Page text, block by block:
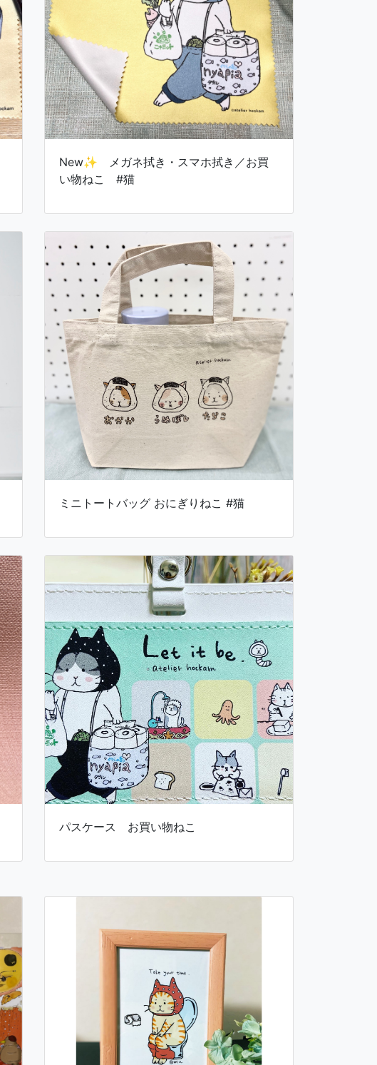
New✨ メガネ拭き・スマホ拭き／お買
い物ねこ #猫
ミニトートバッグ おにぎりねこ #猫
パスケース お買い物ねこ